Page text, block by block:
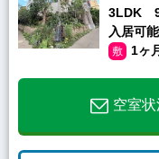
3LDK
入居可
敷 1ヶ
空室状